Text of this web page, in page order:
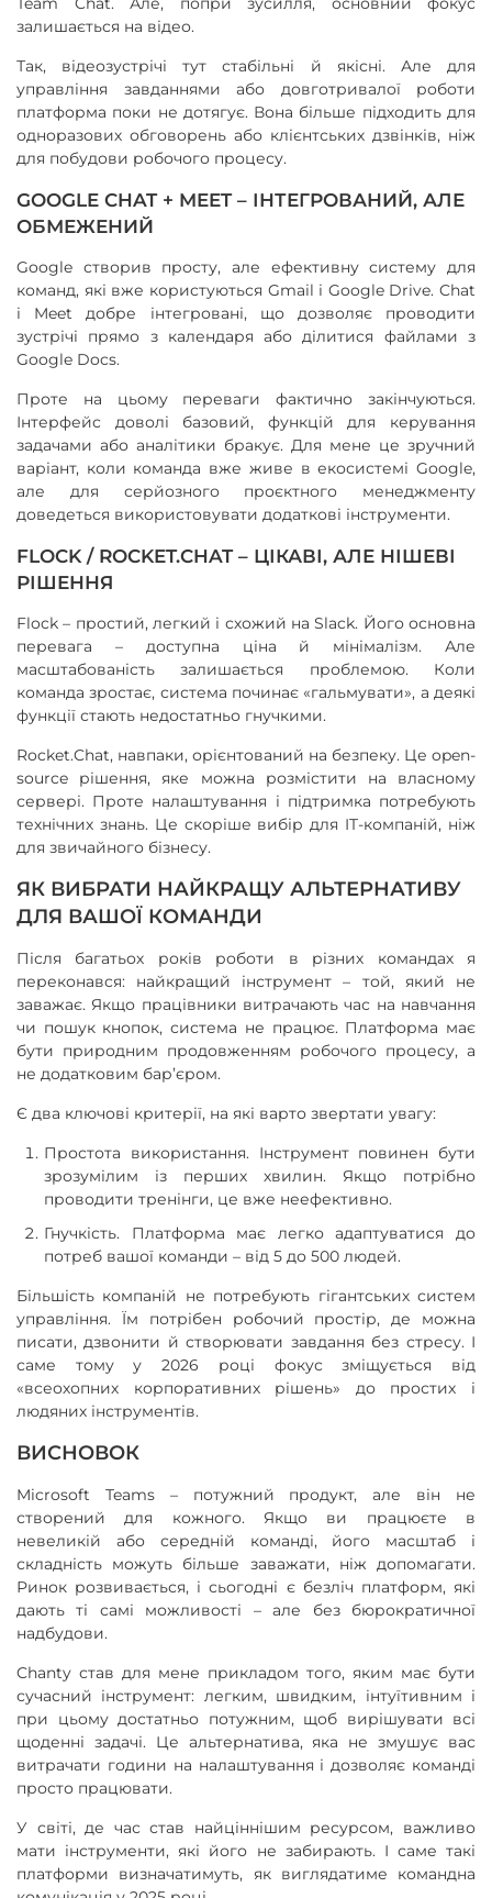
залишається на відео.
Так, відеозустрічі тут стабільні й якісні. Але для
управління завданнями або довготривалої роботи
платформа поки не дотягує. Вона більше підходить для
одноразових обговорень або клієнтських дзвінків, ніж
для побудови робочого процесу.
GOOGLE CHAT + MEET – ІНТЕГРОВАНИЙ, АЛЕ
ОБМЕЖЕНИЙ
Google створив просту, але ефективну систему для
команд, які вже користуються Gmail і Google Drive. Chat
і Meet добре інтегровані, що дозволяє проводити
зустрічі прямо з календаря або ділитися файлами з
Google Docs.
Проте на цьому переваги фактично закінчуються.
Інтерфейс доволі базовий, функцій для керування
задачами або аналітики бракує. Для мене це зручний
варіант, коли команда вже живе в екосистемі Google,
але для серйозного проєктного менеджменту
доведеться використовувати додаткові інструменти.
FLOCK / ROCKET.CHAT – ЦІКАВІ, АЛЕ НІШЕВІ
РІШЕННЯ
Flock – простий, легкий і схожий на Slack. Його основна
перевага – доступна ціна й мінімалізм. Але
масштабованість залишається проблемою. Коли
команда зростає, система починає «гальмувати», а деякі
функції стають недостатньо гнучкими.
Rocket.Chat, навпаки, орієнтований на безпеку. Це open-
source рішення, яке можна розмістити на власному
сервері. Проте налаштування і підтримка потребують
технічних знань. Це скоріше вибір для IT-компаній, ніж
для звичайного бізнесу.
ЯК ВИБРАТИ НАЙКРАЩУ АЛЬТЕРНАТИВУ
ДЛЯ ВАШОЇ КОМАНДИ
Після багатьох років роботи в різних командах я
переконався: найкращий інструмент – той, який не
заважає. Якщо працівники витрачають час на навчання
чи пошук кнопок, система не працює. Платформа має
бути природним продовженням робочого процесу, а
не додатковим бар’єром.
Є два ключові критерії, на які варто звертати увагу:
Простота використання. Інструмент повинен бути
зрозумілим із перших хвилин. Якщо потрібно
проводити тренінги, це вже неефективно.
Гнучкість. Платформа має легко адаптуватися до
потреб вашої команди – від 5 до 500 людей.
Більшість компаній не потребують гігантських систем
управління. Їм потрібен робочий простір, де можна
писати, дзвонити й створювати завдання без стресу. І
саме тому у 2026 році фокус зміщується від
«всеохопних корпоративних рішень» до простих і
людяних інструментів.
ВИСНОВОК
Microsoft Teams – потужний продукт, але він не
створений для кожного. Якщо ви працюєте в
невеликій або середній команді, його масштаб і
складність можуть більше заважати, ніж допомагати.
Ринок розвивається, і сьогодні є безліч платформ, які
дають ті самі можливості – але без бюрократичної
надбудови.
Chanty став для мене прикладом того, яким має бути
сучасний інструмент: легким, швидким, інтуїтивним і
при цьому достатньо потужним, щоб вирішувати всі
щоденні задачі. Це альтернатива, яка не змушує вас
витрачати години на налаштування і дозволяє команді
просто працювати.
У світі, де час став найціннішим ресурсом, важливо
мати інструменти, які його не забирають. І саме такі
платформи визначатимуть, як виглядатиме командна